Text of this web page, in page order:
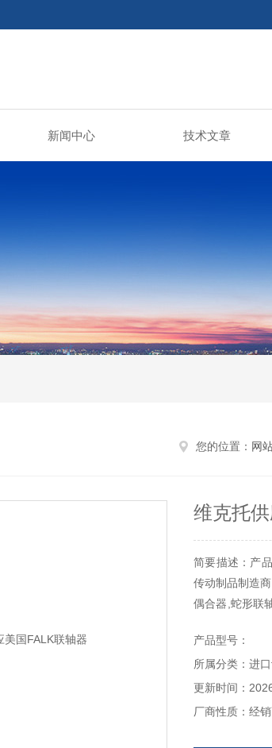
新闻中心 技术文章
您的位置： 网
维克托
简要描述：产
传动制品制造
偶合器,蛇形联
产品型号：
所属分类：进
更新时间：
厂商性质：经